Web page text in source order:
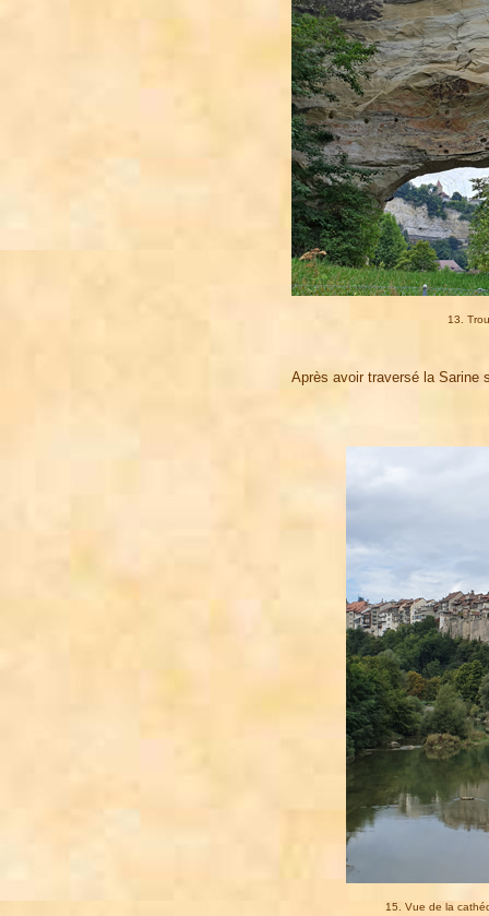
13.
Après avoir traversé la Sarine
15. Vue de la